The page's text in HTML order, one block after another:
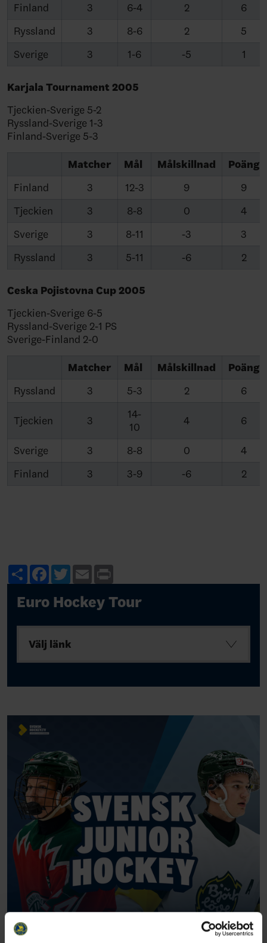
Finland
3 6-4 2
6
Ryssland
3 8-6 2
5
Sverige
3 1-6 -5 1
Karjala Tournament 2005
Tjeckien-Sverige 5-2
Ryssland-Sverige 1-3
Finland-Sverige 5-3
Matcher Mål Målskillnad
Poäng
Finland
3 12-3 9
9
Tjeckien
3 8-8 0
4
Sverige
3 8-11 -3
3
Ryssland
3 5-11 -6 2
Ceska Pojistovna Cup 2005
Tjeckien-Sverige 6-5
Ryssland-Sverige 2-1 PS
Sverige-Finland 2-0
Matcher Mål Målskillnad
Poäng
Ryssland
3 5-3 2 6
Tjeckien 3
14-
10
4 6
Sverige 3 8-8 0
4
Finland
3 3-9 -6 2
ShareFacebook
TwitterEmail
Euro Hockey Tour
Välj länk